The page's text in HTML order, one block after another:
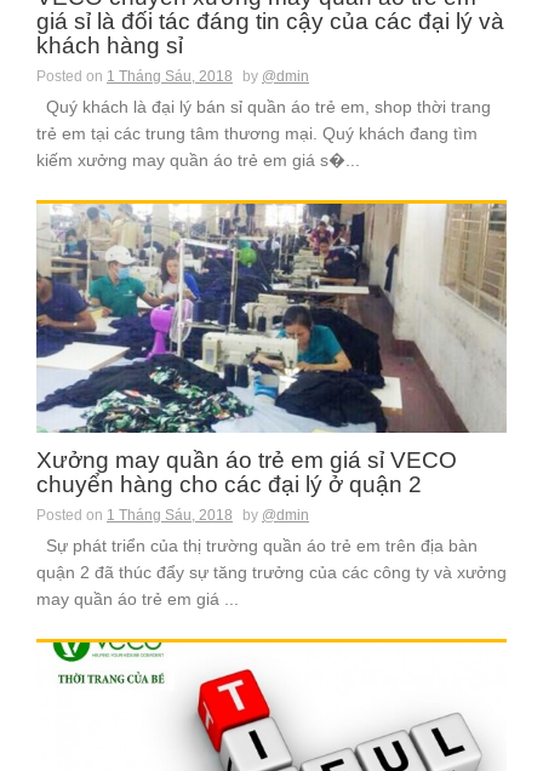
giá sỉ là đối tác đáng tin cậy của các đại lý và
khách hàng sỉ
Posted on 1 Tháng Sáu, 2018 by @dmin
Quý khách là đại lý bán sỉ quần áo trẻ em, shop thời trang
trẻ em tại các trung tâm thương mại. Quý khách đang tìm
kiếm xưởng may quần áo trẻ em giá s�...
Xưởng may quần áo trẻ em giá sỉ VECO
chuyển hàng cho các đại lý ở quận 2
Posted on 1 Tháng Sáu, 2018 by @dmin
Sự phát triển của thị trường quần áo trẻ em trên địa bàn
quận 2 đã thúc đẩy sự tăng trưởng của các công ty và xưởng
may quần áo trẻ em giá ...